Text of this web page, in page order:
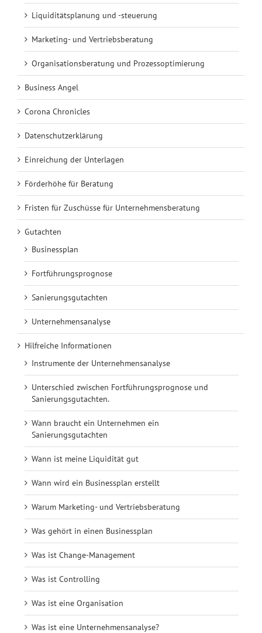
Liquiditätsplanung und -steuerung
Marketing- und Vertriebsberatung
Organisationsberatung und Prozessoptimierung
Business Angel
Corona Chronicles
Datenschutzerklärung
Einreichung der Unterlagen
Förderhöhe für Beratung
Fristen für Zuschüsse für Unternehmensberatung
Gutachten
Businessplan
Fortführungsprognose
Sanierungsgutachten
Unternehmensanalyse
Hilfreiche Informationen
Instrumente der Unternehmensanalyse
Unterschied zwischen Fortführungsprognose und
Sanierungsgutachten.
Wann braucht ein Unternehmen ein
Sanierungsgutachten
Wann ist meine Liquidität gut
Wann wird ein Businessplan erstellt
Warum Marketing- und Vertriebsberatung
Was gehört in einen Businessplan
Was ist Change-Management
Was ist Controlling
Was ist eine Organisation
Was ist eine Unternehmensanalyse?